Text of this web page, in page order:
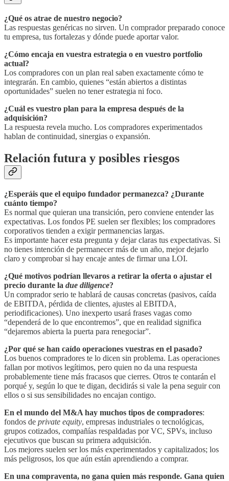
¿Qué os atrae de nuestro negocio?
Las respuestas genéricas no sirven. Un comprador preparado conoce
tu empresa, tus fortalezas y dónde puede aportar valor.
¿Cómo encaja en vuestra estrategia o en vuestro portfolio
actual?
Los compradores con un plan real saben exactamente cómo te
integrarán. En cambio, quienes “están abiertos a distintas
oportunidades” suelen no tener estrategia ni foco.
¿Cuál es vuestro plan para la empresa después de la
adquisición?
La respuesta revela mucho. Los compradores experimentados
hablan de continuidad, sinergias o expansión.
Relación futura y posibles riesgos
¿Esperáis que el equipo fundador permanezca? ¿Durante
cuánto tiempo?
Es normal que quieran una transición, pero conviene entender las
expectativas. Los fondos PE suelen ser flexibles; los compradores
corporativos tienden a exigir permanencias largas.
Es importante hacer esta pregunta y dejar claras tus expectativas. Si
no tienes intención de permanecer más de un año, mejor dejarlo
claro y comprobar si hay encaje antes de firmar una LOI.
¿Qué motivos podrían llevaros a retirar la oferta o ajustar el
precio durante la due diligence?
Un comprador serio te hablará de causas concretas (pasivos, caída
de EBITDA, pérdida de clientes, ajustes al EBITDA,
periodificaciones). Uno inexperto usará frases vagas como
“dependerá de lo que encontremos”, que en realidad significa
“dejaremos abierta la puerta para renegociar”.
¿Por qué se han caído operaciones vuestras en el pasado?
Los buenos compradores te lo dicen sin problema. Las operaciones
fallan por motivos legítimos, pero quien no da una respuesta
probablemente tiene más fracasos que cierres. Otros te contarán el
porqué y, según lo que te digan, decidirás si vale la pena seguir con
ellos o si sus sensibilidades no encajan contigo.
En el mundo del M&A hay muchos tipos de compradores:
fondos de private equity, empresas industriales o tecnológicas,
grupos cotizados, compañías respaldadas por VC, SPVs, incluso
ejecutivos que buscan su primera adquisición.
Los mejores suelen ser los más experimentados y capitalizados; los
más peligrosos, los que aún están aprendiendo a comprar.
En una compraventa, no gana quien más responde. Gana quien